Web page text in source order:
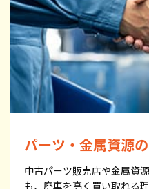
パーツ・金属資源
中古パーツ販売店や金属資
も、廃車を高く買い取れる